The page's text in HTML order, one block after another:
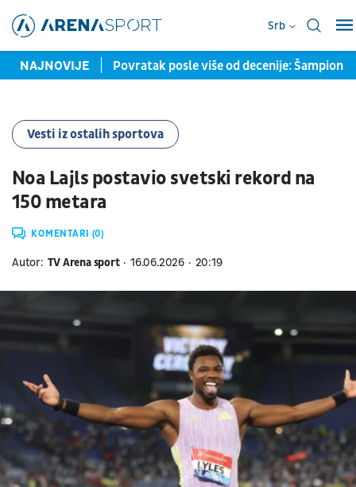
Srb
NAJNOVIJE
severne tribine Povratak posle više od decenije: Šampion
Vesti iz ostalih sportova
Noa Lajls postavio svetski rekord na
150 metara
KOMENTARI (0)
Autor: TV Arena sport 16.06.2026 20:19